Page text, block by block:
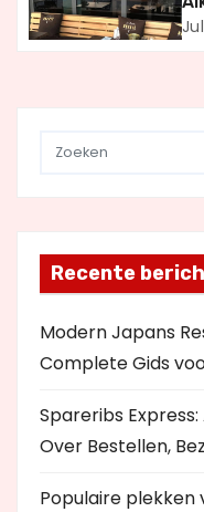
i
Recente
Modern Japans
Complete Gids
Spareribs
Over Bestellen,
Populaire plekken